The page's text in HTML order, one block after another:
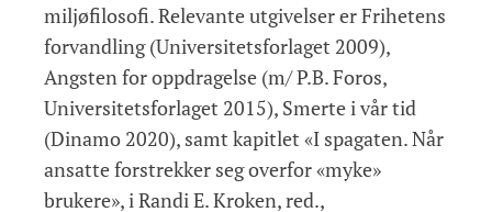
miljøfilosofi. Relevante utgivelser er Frihetens
forvandling (Universitetsforlaget 2009),
Angsten for oppdragelse (m/ P.B. Foros,
Universitetsforlaget 2015), Smerte i vår tid
(Dinamo 2020), samt kapitlet «I spagaten. Når
ansatte forstrekker seg overfor «myke»
brukere», i Randi E. Kroken, red.,